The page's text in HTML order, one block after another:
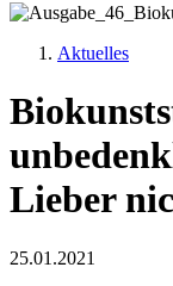
Aktuelles
Lieber
25.01.2021